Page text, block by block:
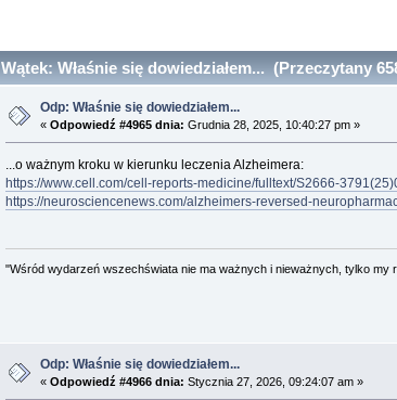
Wątek: Właśnie się dowiedziałem... (Przeczytany
Odp: Właśnie się dowiedziałem...
« Odpowiedź #4965 dnia: Grudnia 28, 2025, 10:40:27 pm »
...o ważnym kroku w kierunku leczenia Alzheimera:
https://www.cell.com/cell-reports-medicine/fulltext/S2666-
https://neurosciencenews.com/alzheimers-reversed-
"Wśród wydarzeń wszechświata nie ma ważnych i nieważnych, tylko my
Odp: Właśnie się dowiedziałem...
« Odpowiedź #4966 dnia: Stycznia 27, 2026, 09:24:07 am »